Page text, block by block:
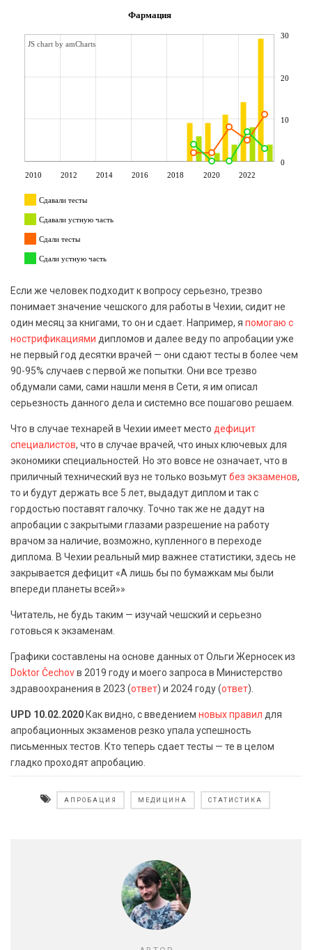
Фармация
2010 2012 2014 2016 2018 2020 2022
0
10
20
30
JS chart by amCharts
Сдавали тесты
Сдавали устную часть
Сдали тесты
Сдали устную часть
Если же человек подходит к вопросу серьезно, трезво
понимает значение чешского для работы в Чехии, сидит не
один месяц за книгами, то он и сдает. Например, я помогаю с
нострификациями дипломов и далее веду по апробации уже
не первый год десятки врачей — они сдают тесты в более чем
90-95% случаев с первой же попытки. Они все трезво
обдумали сами, сами нашли меня в Сети, я им описал
серьезность данного дела и системно все пошагово решаем.
Что в случае технарей в Чехии имеет место дефицит
специалистов, что в случае врачей, что иных ключевых для
экономики специальностей. Но это вовсе не означает, что в
приличный технический вуз не только возьмутбез экзаменов,
то и будут держать все 5 лет, выдадут диплом и так с
гордостью поставят галочку. Точно так же не дадут на
апробации с закрытыми глазами разрешение на работу
врачом за наличие, возможно, купленного в переходе
диплома. В Чехии реальный мир важнее статистики, здесь не
закрывается дефицит «А лишь бы по бумажкам мы были
впереди планеты всей»»
Читатель, не будь таким — изучай чешский и серьезно
готовься к экзаменам.
Графики составлены на основе данных от Ольги Жерносек из
Doktor Čechovв 2019 году и моего запроса в Министерство
здравоохранения в 2023 (ответ) и 2024 году (ответ).
UPD 10.02.2020 Как видно, с введением новых правил для
апробационных экзаменов резко упала успешность
письменных тестов. Кто теперь сдает тесты — те в целом
гладко проходят апробацию.
АПРОБАЦИЯ МЕДИЦИНА СТАТИСТИКА